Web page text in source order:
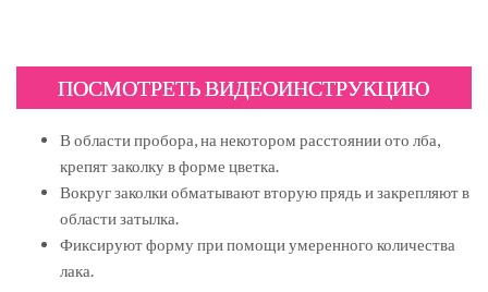
ПОСМОТРЕТЬ ВИДЕОИНСТРУКЦИЮ
В области пробора, на некотором расстоянии ото лба,
крепят заколку в форме цветка.
Вокруг заколки обматывают вторую прядь и закрепляют в
области затылка.
Фиксируют форму при помощи умеренного количества
лака.